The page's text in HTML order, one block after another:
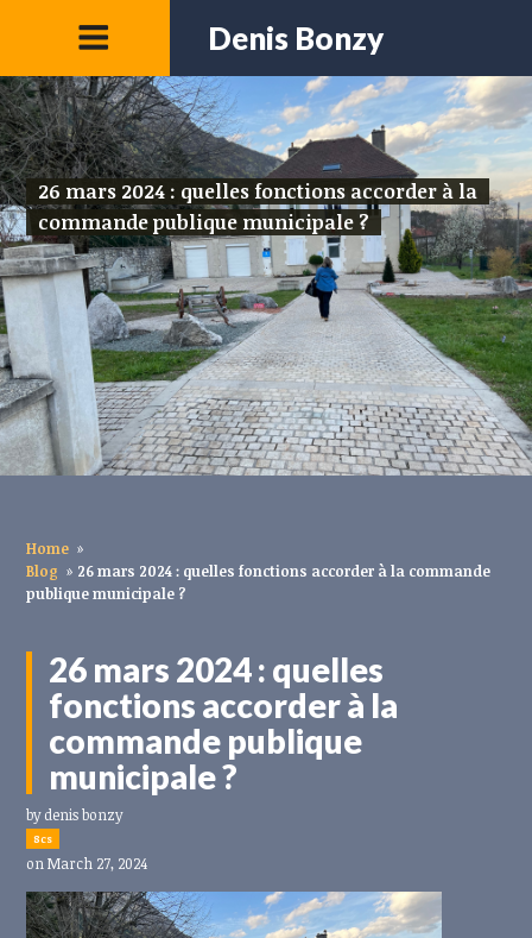
Denis Bonzy
26 mars 2024 : quelles fonctions accorder à la
commande publique municipale ?
Home »
Blog » 26 mars 2024 : quelles fonctions accorder à la commande
publique municipale ?
26 mars 2024 : quelles
fonctions accorder à la
commande publique
municipale ?
bydenis bonzy
8cs
on March 27, 2024